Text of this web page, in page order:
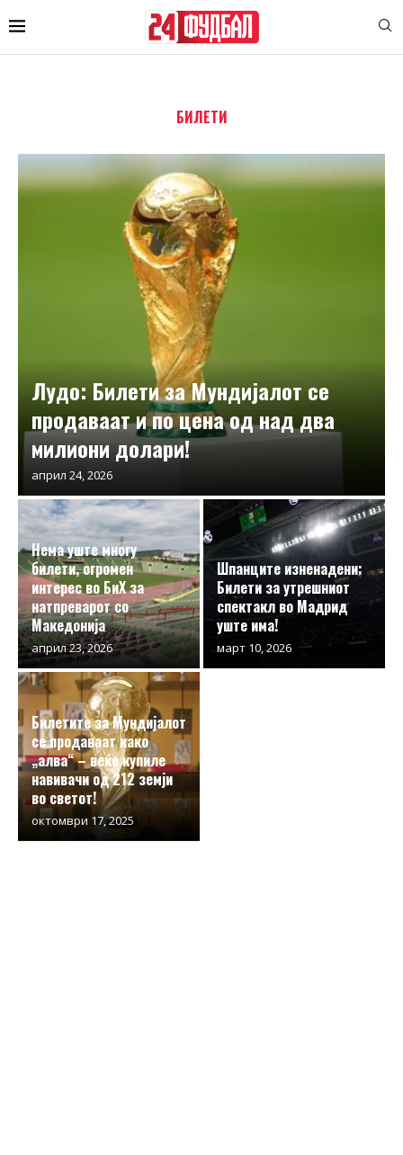
БИЛЕТИ
Лудо: Билети за Мундијалот се
продаваат и по цена од над два
милиони долари!
април 24, 2026
Нема уште многу
билети, огромен
интерес во БиХ за
натпреварот со
Македонија
април 23, 2026
Шпанците изненадени:
Билети за утрешниот
спектакл во Мадрид
уште има!
март 10, 2026
Билетите за Мундијалот
се продаваат како
„алва“ – веќе купиле
навивачи од 212 земји
во светот!
октомври 17, 2025